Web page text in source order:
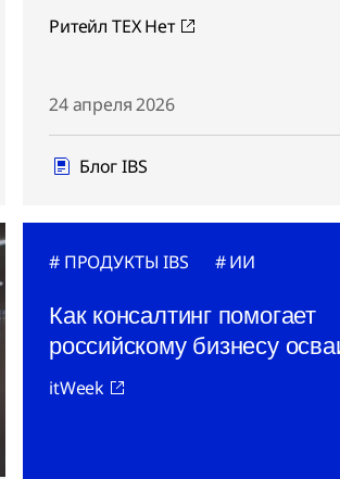
Ритейл ТЕХ Нет
24 апреля 2026
Блог IBS
ПРОДУКТЫ IBS ИИ
Как консалтинг помогает
российскому бизнесу
itWeek